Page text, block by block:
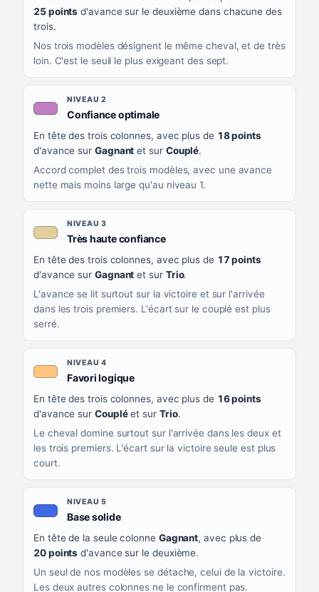
CE QUE CELA VOUS DIT
25 points d'avance sur le deuxième dans chacune des
trois.
Nos trois modèles désignent le même cheval, et de très
loin. C'est le seuil le plus exigeant des sept.
NIVEAU 2
Confiance optimale, couleur mauve
En tête des trois colonnes, avec plus de 18 points
d'avance sur Gagnant et sur Couplé.
Accord complet des trois modèles, avec une avance
nette mais moins large qu'au niveau 1.
NIVEAU 3
Très haute confiance, couleur beige
En tête des trois colonnes, avec plus de 17 points
d'avance sur Gagnant et sur Trio.
L'avance se lit surtout sur la victoire et sur l'arrivée
dans les trois premiers. L'écart sur le couplé est plus
serré.
NIVEAU 4
Favori logique, couleur orange clair
En tête des trois colonnes, avec plus de 16 points
d'avance sur Coupléet sur Trio.
Le cheval domine surtout sur l'arrivée dans les deux et
les trois premiers. L'écart sur la victoire seule est plus
court.
NIVEAU 5
Base solide, couleur bleu roi
En tête de la seule colonne Gagnant, avec plus de
20 points d'avance sur le deuxième.
Un seul de nos modèles se détache, celui de la victoire.
Les deux autres colonnes ne le confirment pas.